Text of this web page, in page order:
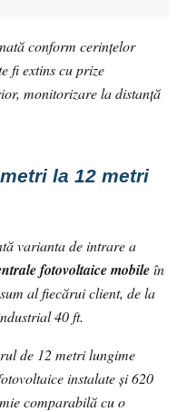
conform cerințelor
fi extins cu prize
monitorizare la distanță
la 12 metri
varianta de intrare a
fotovoltaice mobileîn
al fiecărui client, de la
40 ft.
de 12 metri lungime
instalate și 620
comparabilă cu o